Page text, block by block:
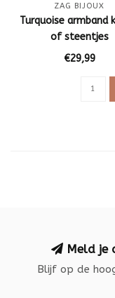
ZAG BIJOUX
Turquoise armband
of steentjes
€29,99
Meld je
Blijf op de